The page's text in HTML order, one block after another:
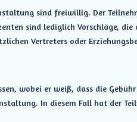
sind freiwillig. Der
sind lediglich Vorschläge,
Vertreters oder
wobei er weiß, dass die
In diesem Fall hat der